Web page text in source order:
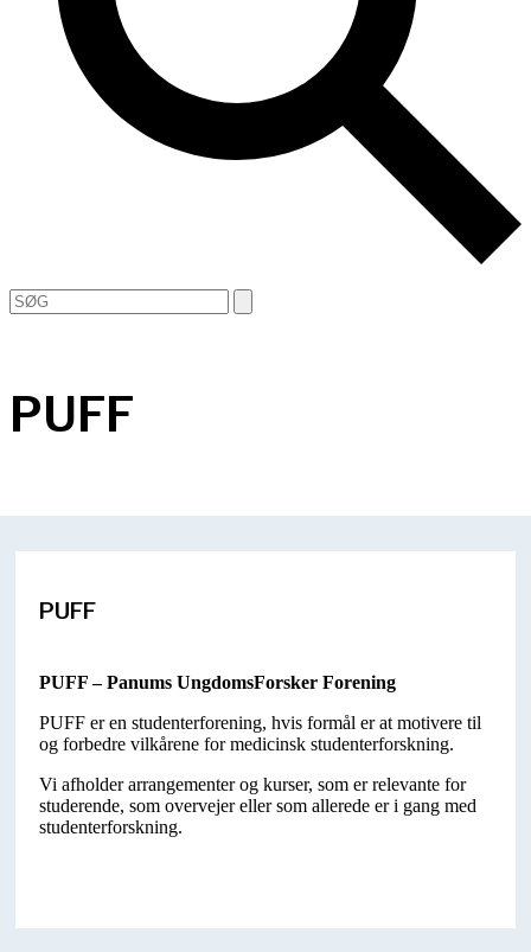
Open
mobile
Close
mobile
Search
PUFF
PUFF
PUFF – Panums UngdomsForsker Forening
PUFF er en studenterforening, hvis formål er at motivere til
og forbedre vilkårene for medicinsk studenterforskning.
Vi afholder arrangementer og kurser, som er relevante for
studerende, som overvejer eller som allerede er i gang med
studenterforskning.